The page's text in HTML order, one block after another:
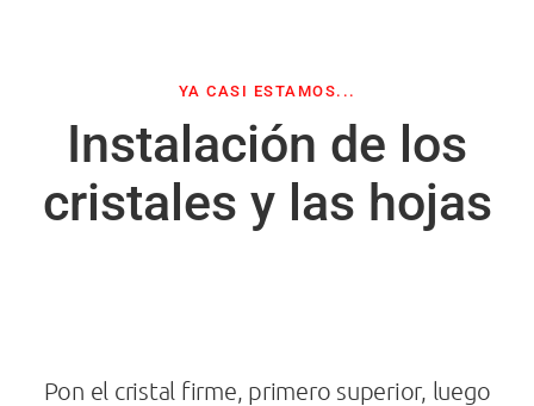
YA CASI ESTAMOS...
Instalación de los
cristales y las hojas
Pon el cristal firme, primero superior, luego